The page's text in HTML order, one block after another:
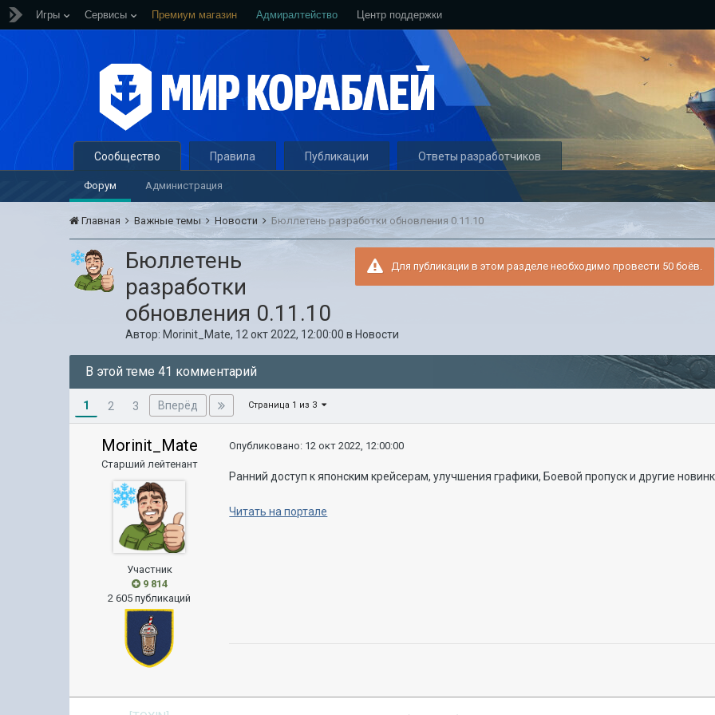
Игры Сервисы Премиум магазин Адмиралтейство Центр поддержки
Сообщество
Форум Администрация
Правила Публикации Ответы разработчиков
Главная Важные темы Новости Бюллетень разработки обновления 0.11.10
Для публикации в этом разделе необходимо провести 50 боёв.
Бюллетень
разработки
обновления 0.11.10
Автор: Morinit_Mate, 12 окт 2022, 12:00:00 в Новости
В этой теме 41 комментарий
1 2 3 Вперёд Страница 1 из 3
Morinit_Mate
Старший лейтенант
Участник
9 814
2 605 публикаций
Опубликовано: 12 окт 2022, 12:00:00
Ранний доступ к японским крейсерам, улучшения графики, Боевой пропуск и другие
Читать на портале